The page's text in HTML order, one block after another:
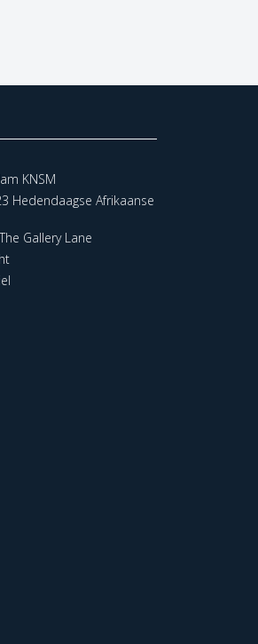
KNSM
Hedendaagse Afrikaanse
Gallery Lane